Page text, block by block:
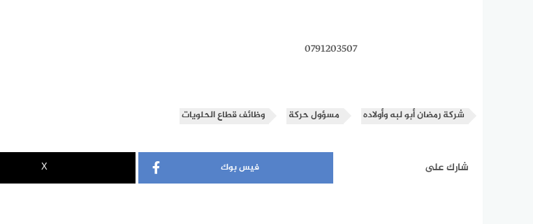
0791203507
شركة رمضان أبو لبه وأولاده مسؤول حركة وظائف قطاع الحلويات
شارك على فيس بوك X